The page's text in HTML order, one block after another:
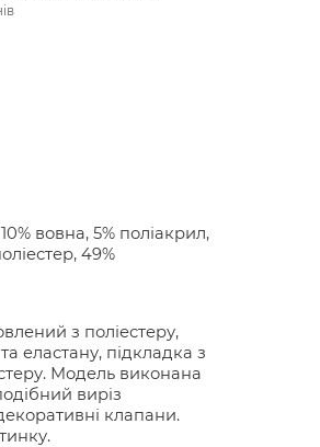
вовна, 5% поліакрил,
49%
з поліестеру,
еластану, підкладка з
Модель виконана
виріз
клапани.